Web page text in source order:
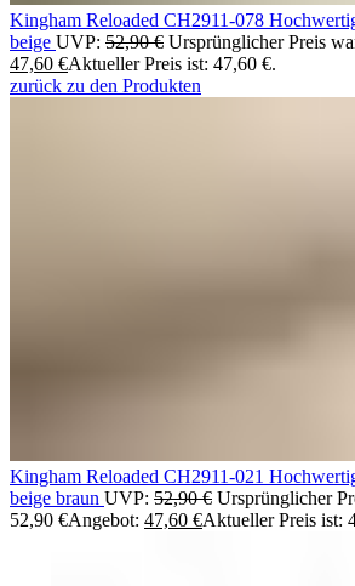
Kingham Reloaded CH2911-078
beige UVP: 52,90€ Ursprünglicher Preis
47,60 €Aktueller Preis ist: 47,60 €.
zurück zu den Produkten
Kingham Reloaded CH2911-021
beige braun UVP: 52,90€ Ursprünglicher
52,90 €Angebot: 47,60 €Aktueller Preis ist: